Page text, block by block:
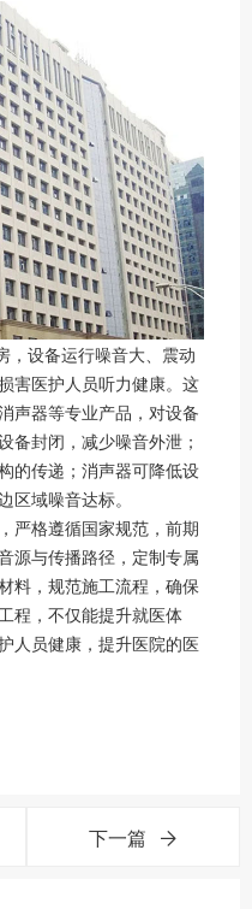
，设备运行噪音大、震动
害医护人员听力健康。这
声器等专业产品，对设备
备封闭，减少噪音外泄；
的传递；消声器可降低设
区域噪音达标。
严格遵循国家规范，前期
源与传播路径，定制专属
料，规范施工流程，确保
程，不仅能提升就医体
人员健康，提升医院的医
下一篇